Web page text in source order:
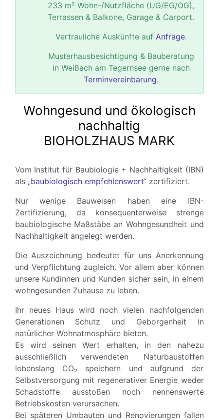
233 m² Wohn-/Nutzfläche (UG/EG/OG),
Terrassen & Balkone, Garage & Carport.
Vertrauliche Auskünfte auf Anfrage.
Musterhausbesichtigung & Bauberatung
in Weißach am Tegernsee gerne nach
Terminvereinbarung.
Wohngesund und ökologisch
nachhaltig
BIOHOLZHAUS MARK
Vom Institut für Baubiologie + Nachhaltigkeit (IBN)
als „baubiologisch empfehlenswert“ zertifiziert.
Nur wenige Bauweisen haben eine IBN-
Zertifizierung, da konsequenterweise strenge
baubiologische Maßstäbe an Wohngesundheit und
Nachhaltigkeit angelegt werden.
Die Auszeichnung bedeutet für uns Anerkennung
und Verpflichtung zugleich. Vor allem aber können
unsere Kundinnen und Kunden sicher sein, in einem
wohngesunden Zuhause zu leben.
Ihr neues Haus wird noch vielen nachfolgenden
Generationen Schutz und Geborgenheit in
natürlicher Wohnatmosphäre bieten.
Es wird seinen Wert erhalten, in den nahezu
ausschließlich verwendeten Naturbaustoffen
lebenslang CO₂ speichern und aufgrund der
Selbstversorgung mit regenerativer Energie weder
Schadstoffe ausstoßen noch nennenswerte
Betriebskosten verursachen.
Bei späteren Umbauten und Renovierungen fallen